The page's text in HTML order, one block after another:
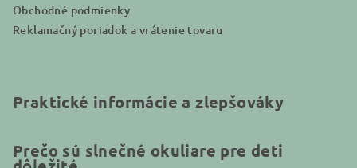
Obchodné podmienky
Reklamačný poriadok a vrátenie tovaru
Praktické informácie a zlepšováky
Prečo sú slnečné okuliare pre deti